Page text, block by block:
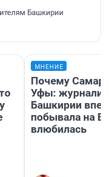
Башкирии
МНЕНИЕ
Почему
Уфы:
Башкирии
побывала на
влюбилась